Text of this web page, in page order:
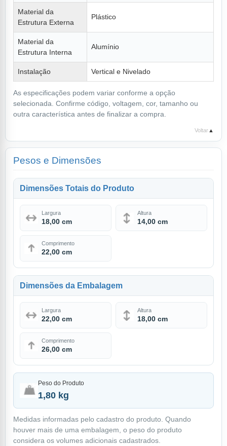
Material da
Estrutura Externa
Plástico
Material da
Estrutura Interna
Alumínio
Instalação Vertical e Nivelado
As especificações podem variar conforme a opção
selecionada. Confirme código, voltagem, cor, tamanho ou
outra característica antes de finalizar a compra.
Voltar ▲
Pesos e Dimensões
Dimensões Totais do Produto
Largura
18,00 cm
Altura
14,00 cm
Comprimento
22,00 cm
Dimensões da Embalagem
Largura
22,00 cm
Altura
18,00 cm
Comprimento
26,00 cm
Peso do Produto
1,80 kg
Medidas informadas pelo cadastro do produto. Quando
houver mais de uma embalagem, o peso do produto
considera os volumes adicionais cadastrados.